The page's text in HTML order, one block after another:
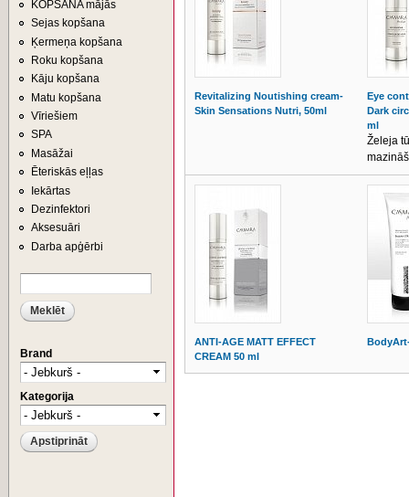
KOPŠANA mājās
Sejas kopšana
Ķermeņa kopšana
Roku kopšana
Kāju kopšana
Matu kopšana
Vīriešiem
SPA
Masāžai
Ēteriskās eļļas
Iekārtas
Dezinfektori
Aksesuāri
Darba apģērbi
Brand
Kategorija
Revitalizing Noutishing cream-
Skin Sensations Nutri, 50ml
Eye
Dark
ml
Želeja
ANTI-AGE MATT EFFECT
CREAM 50 ml